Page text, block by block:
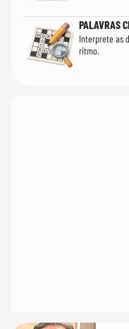
PALAVRAS
Interprete as
ritmo.